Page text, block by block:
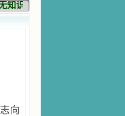
识而灭亡。你弃掉知识，我
向